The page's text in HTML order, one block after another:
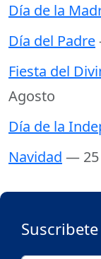
Día de la
Día del Padre
Fiesta del
Agosto
Día de la
Navidad — 25